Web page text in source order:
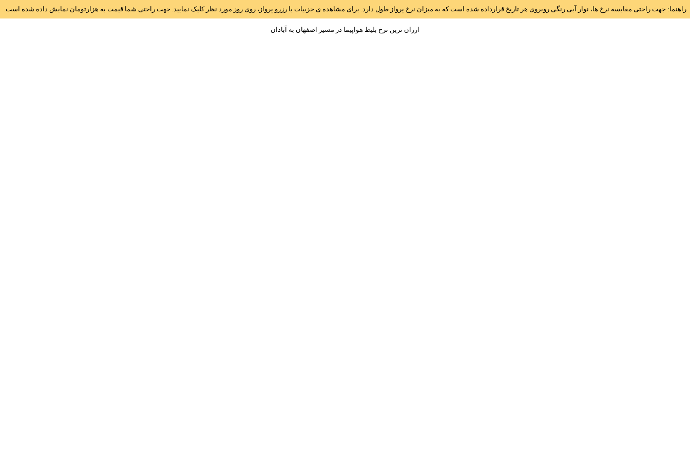
راهنما: جهت راحتی مقایسه نرخ ها، نوار آبی رنگی روبروی هر تاریخ قرارداده شده است که به میزان نرخ پرواز طول دارد. برای مشاهده ی جزییات یا رزرو پرواز، روی روز مورد نظر کلیک نمایید. جهت راحتی شما قیمت به هزارتومان نمایش داده شده است.
ارزان ترین نرخ بلیط هواپیما در مسیر اصفهان به آبادان